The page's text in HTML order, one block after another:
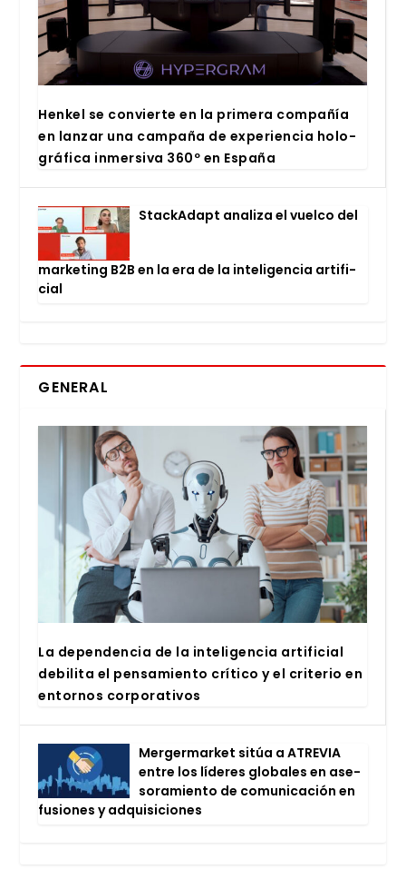
Hen­kel se con­vier­te en la pri­me­ra com­pa­ñía
en lan­zar una cam­pa­ña de expe­rien­cia holo­
grá­fi­ca inmer­si­va 360º en Espa­ña
Stac­kA­dapt ana­li­za el vuel­co del
mar­ke­ting B2B en la era de la inte­li­gen­cia arti­fi­
cial
GENERAL
La depen­den­cia de la inte­li­gen­cia arti­fi­cial
debi­li­ta el pen­sa­mien­to crí­ti­co y el cri­te­rio en
entor­nos cor­po­ra­ti­vos
Mer­ger­mar­ket sitúa a ATRE­VIA
entre los líde­res glo­ba­les en ase­
so­ra­mien­to de comu­ni­ca­ción en
fusio­nes y adqui­si­cio­nes